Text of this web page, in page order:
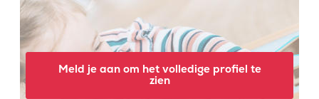
Meld je aan om het volledige profiel te
zien